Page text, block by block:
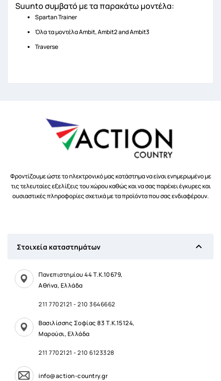
Suunto συμβατό με τα παρακάτω μοντέλα:
Spartan Trainer
Όλα τα μοντέλα Ambit, Ambit2 and Ambit3
Traverse
Φροντίζουμε ώστε το ηλεκτρονικό μας κατάστημα να είναι ενημερωμένο με
τις τελευταίες εξελίξεις του χώρου καθώς και να σας παρέχει έγκυρες και
ουσιαστικές πληροφορίες σχετικά με τα προϊόντα που σας ενδιαφέρουν.
Στοιχεία καταστημάτων 
Πανεπιστημίου 44 Τ.Κ.10679,
Αθήνα, Ελλάδα
211 7702121 -210 3646662
Βασιλίσσης Σοφίας 83 Τ.Κ.15124,
Μαρούσι, Ελλάδα
211 7702121 -210 6123328
info@action-country.gr